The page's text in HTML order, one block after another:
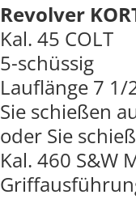
Revolver
Kal. 45 COLT
5-schüssig
Lauflänge 7
Sie schießen
oder Sie
Kal. 460 S&W